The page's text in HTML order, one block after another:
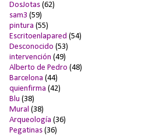
DosJotas (62)
sam3 (59)
pintura (55)
Escritoenlapared (54)
Desconocido (53)
intervención (49)
Alberto de Pedro (48)
Barcelona (44)
quienfirma (42)
Blu (38)
Mural (38)
Arqueología (36)
Pegatinas (36)